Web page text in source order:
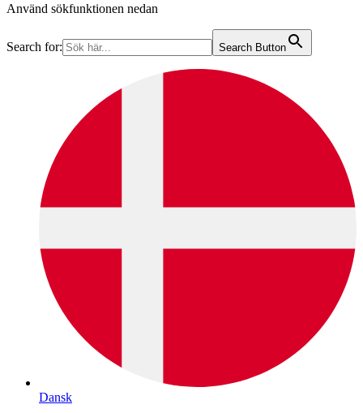
Använd sökfunktionen nedan
Search for: Search Button
Dansk